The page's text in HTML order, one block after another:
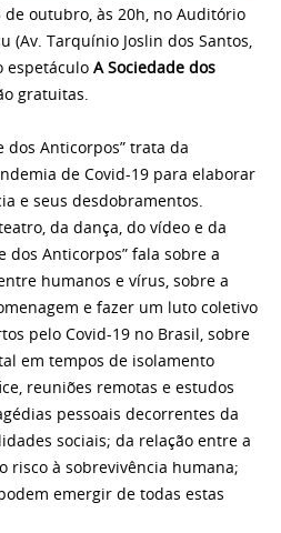
de outubro, às 20h, no Auditório
(Av. Tarquínio Joslin dos Santos,
espetáculo A Sociedade dos
gratuitas.
dos Anticorpos” trata da
de Covid-19 para elaborar
e seus desdobramentos.
da dança, do vídeo e da
dos Anticorpos” fala sobre a
humanos e vírus, sobre a
e fazer um luto coletivo
pelo Covid-19 no Brasil, sobre
em tempos de isolamento
reuniões remotas e estudos
pessoais decorrentes da
sociais; da relação entre a
risco à sobrevivência humana;
emergir de todas estas